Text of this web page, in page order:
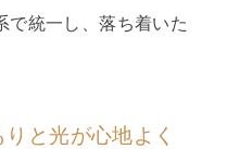
で統一し、落ち着いた
と光が心地よく